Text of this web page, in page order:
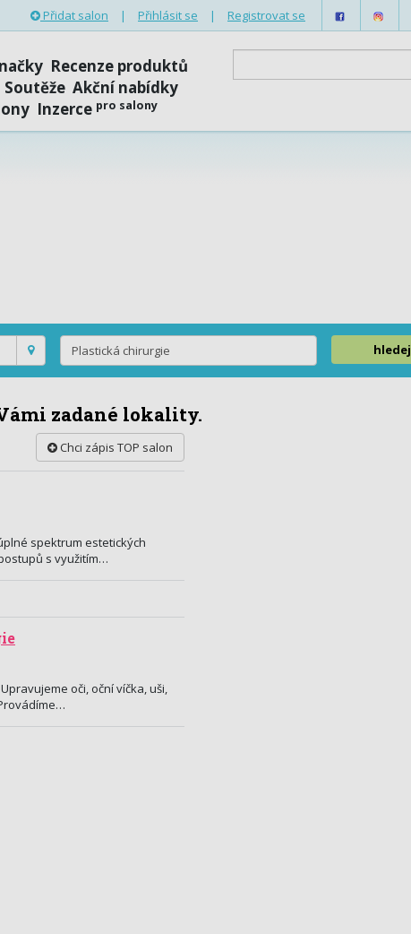
Přidat salon | Přihlásit se | Registrovat se
Recenze produktů
Soutěže Akční nabídky
Inzerce pro salony
hledej
zadané lokality.
Chci zápis TOP salon
spektrum estetických
s využitím…
oči, oční víčka, uši,